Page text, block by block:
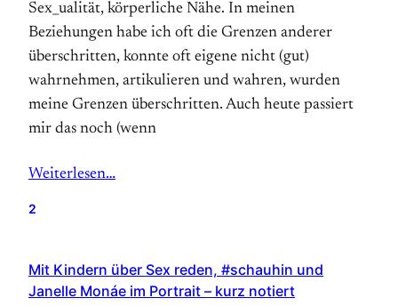
Sex_ualität, körperliche Nähe. In meinen
Beziehungen habe ich oft die Grenzen anderer
überschritten, konnte oft eigene nicht (gut)
wahrnehmen, artikulieren und wahren, wurden
meine Grenzen überschritten. Auch heute passiert
mir das noch (wenn
Weiterlesen…
2
Mit Kindern über Sex reden, #schauhin und
Janelle Monáe im Portrait – kurz notiert